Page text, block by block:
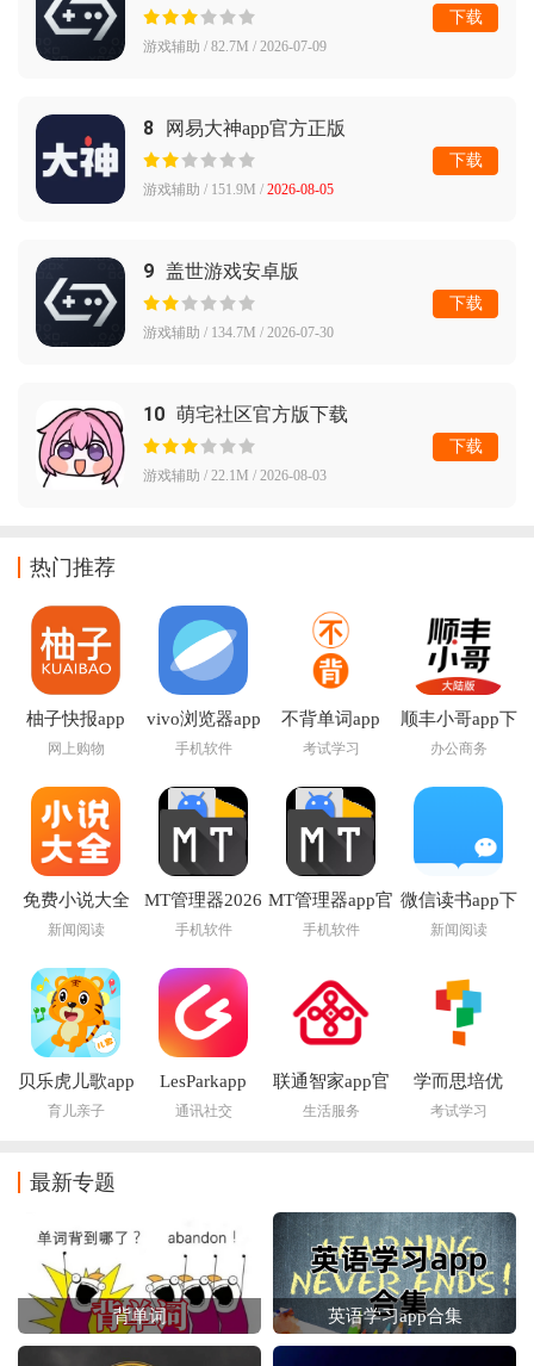
游戏辅助 / 82.7M / 2026-07-09
下载
8 网易大神app官方正版
游戏辅助 / 151.9M / 2026-08-05
下载
9 盖世游戏安卓版
游戏辅助 / 134.7M / 2026-07-30
下载
10 萌宅社区官方版下载
游戏辅助 / 22.1M / 2026-08-03
下载
热门推荐
柚子快报app
网上购物
vivo浏览器app
手机软件
不背单词app
考试学习
顺丰小哥app下
载
办公商务
免费小说大全
app下载
新闻阅读
MT管理器2026
官方最新版本
手机软件
MT管理器app官
方版下载
手机软件
微信读书app下
载安装官方版
新闻阅读
贝乐虎儿歌app
育儿亲子
LesParkapp
通讯社交
联通智家app官
方正版
生活服务
学而思培优
考试学习
最新专题
背单词 英语学习app合集